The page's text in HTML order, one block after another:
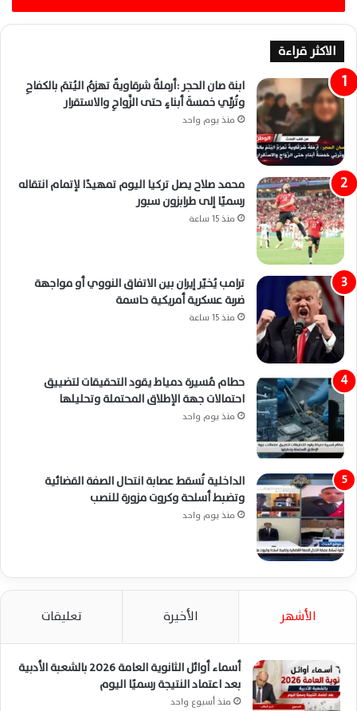
الاكثر قراءة
ابنة صان الحجر :أرملةٌ شرقاويةٌ تهزمُ اليُتمَ بالكفاحِ
وتُربِّي خمسةَ أبناءٍ حتى الزَّواجِ والاستقرار
منذ يوم واحد
محمد صلاح يصل تركيا اليوم تمهيدًا لإتمام انتقاله
رسميًا إلى طرابزون سبور
منذ 15 ساعة
ترامب يُخيّر إيران بين الاتفاق النووي أو مواجهة
ضربة عسكرية أمريكية حاسمة
منذ 15 ساعة
حطام مُسيرة دمياط يقود التحقيقات لتضييق
احتمالات جهة الإطلاق المحتملة وتحليلها
منذ يوم واحد
الداخلية تُسقط عصابة انتحال الصفة القضائية
وتضبط أسلحة وكروت مزورة للنصب
منذ يوم واحد
الأشهر الأخيرة تعليقات
أسماء أوائل الثانوية العامة 2026 بالشعبة الأدبية
بعد اعتماد النتيجة رسميًا اليوم
منذ أسبوع واحد